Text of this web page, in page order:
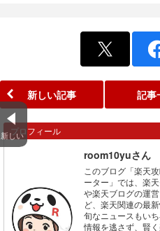
新しい
新しい記事 記事
プロフィール
room10yuさん
このブログ「楽天
ーター」では、楽
や楽天ブログの運
ど、楽天関連の最
旬なニュースもい
情報を逃さず、賢